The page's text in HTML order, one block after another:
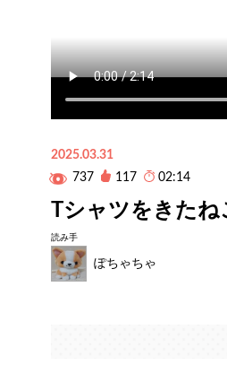
2025.03.31
737
117 02:14
Tシャツをきた
読み手
ぽちゃちゃ